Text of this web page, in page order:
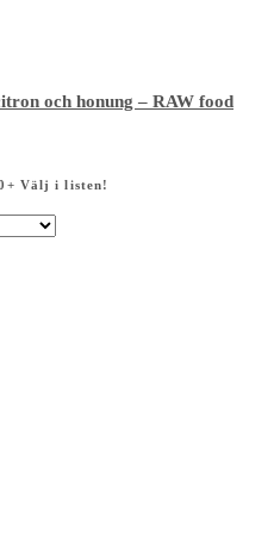
och honung – RAW food
Välj i listen!